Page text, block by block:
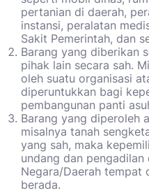
pertanian di daerah,
instansi, peralatan
Sakit Pemerintah, dan
Barang yang diberikan
pihak lain secara sah.
oleh suatu organisasi
diperuntukkan bagi
pembangunan panti
Barang yang diperoleh
misalnya tanah
yang sah, maka
undang dan
Negara/Daerah tempat
berada.